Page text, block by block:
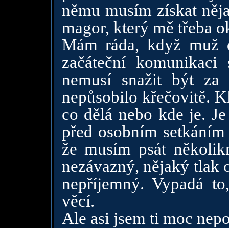
němu musím získat
magor, který mě třeba
Mám ráda, když muž
začáteční
nemusí snažit být
nepůsobilo křečovitě.
co dělá nebo kde je.
před osobním
že musím psát
nezávazný, nějaký tlak
nepříjemný. Vypadá
věcí.
Ale asi jsem ti moc